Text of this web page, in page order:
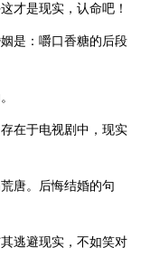
才是现实，认命吧！
是：嚼口香糖的后段
在于电视剧中，现实
唐。后悔结婚的句
逃避现实，不如笑对